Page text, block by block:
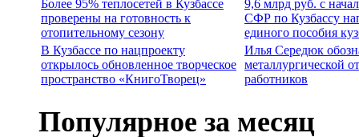
Более 95% теплосетей в Кузбассе
проверены на готовность к
отопительному сезону
9,6 млрд руб. с
СФР по Кузбассу
единого пособия
В Кузбассе по нацпроекту
открылось обновленное творческое
пространство «КнигоТворец»
Илья Середюк
металлургической
работников
Популярное за месяц